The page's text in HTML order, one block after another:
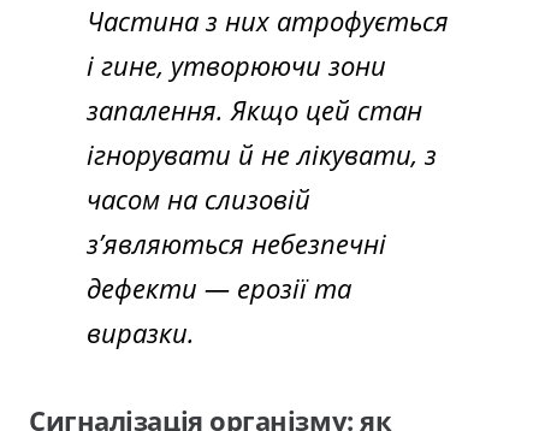
Частина з них атрофується
і гине, утворюючи зони
запалення. Якщо цей стан
ігнорувати й не лікувати, з
часом на слизовій
з’являються небезпечні
дефекти — ерозії та
виразки.
Сигналізація організму: як